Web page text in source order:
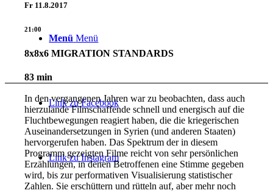
Menü Menü
Link zu Facebook
Link zu Instagram
Fr 11.8.2017
21:00
8x8x6 MIGRATION STANDARDS
83 min
In den vergangenen Jahren war zu beobachten, dass auch
hierzulande Filmschaffende schnell und energisch auf die
Fluchtbewegungen reagiert haben, die die kriegerischen
Auseinandersetzungen in Syrien (und anderen Staaten)
hervorgerufen haben. Das Spektrum der in diesem
Programm gezeigten Filme reicht von sehr persönlichen
Erzählungen, in denen Betroffenen eine Stimme gegeben
wird, bis zur performativen Visualisierung statistischer
Zahlen. Sie erschüttern und rütteln auf, aber mehr noch